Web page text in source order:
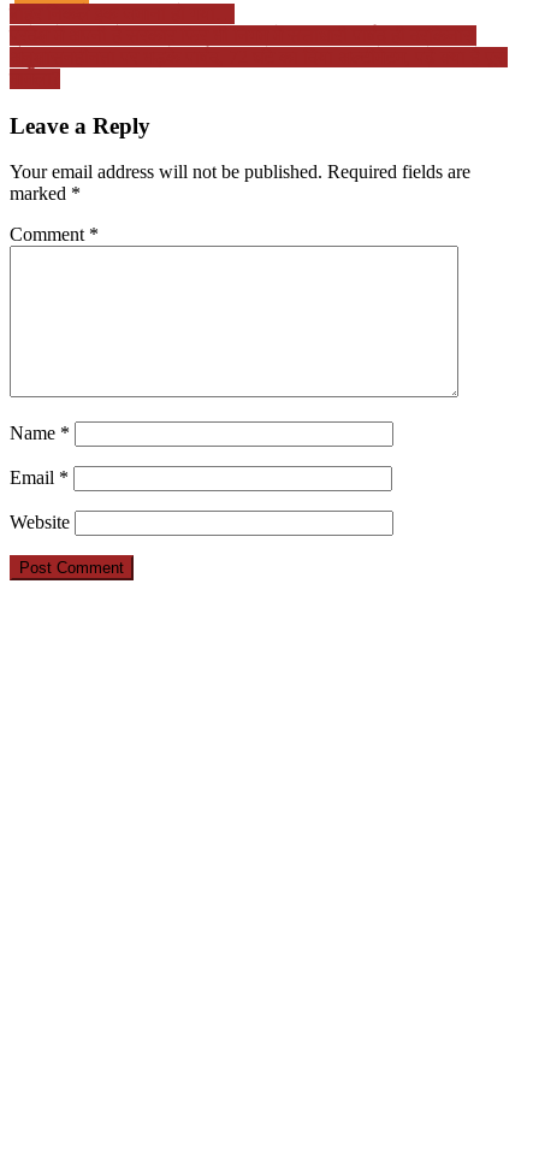
Post
navigation
Leave a Reply
Your email address will not be published. Required fields are
marked *
Comment *
Name *
Email *
Website